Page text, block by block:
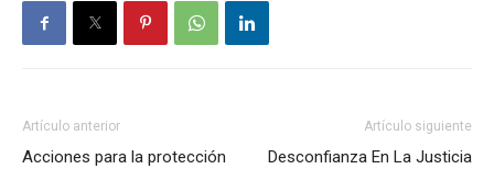
Artículo anterior
Acciones para la protección
Artículo siguiente
Desconfianza En La Justicia